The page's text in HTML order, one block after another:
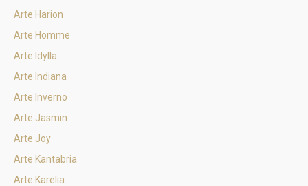
Arte Harion
Arte Homme
Arte Idylla
Arte Indiana
Arte Inverno
Arte Jasmin
Arte Joy
Arte Kantabria
Arte Karelia